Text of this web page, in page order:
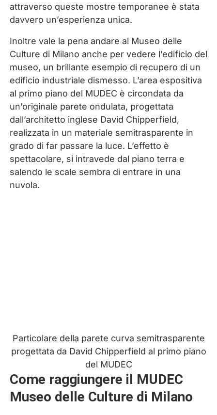
attraverso queste mostre temporanee è stata
davvero un’esperienza unica.
Inoltre vale la pena andare al Museo delle
Culture di Milano anche per vedere l’edificio del
museo, un brillante esempio di recupero di un
edificio industriale dismesso. L’area espositiva
al primo piano del MUDEC è circondata da
un’originale parete ondulata, progettata
dall’architetto inglese David Chipperfield,
realizzata in un materiale semitrasparente in
grado di far passare la luce. L’effetto è
spettacolare, si intravede dal piano terra e
salendo le scale sembra di entrare in una
nuvola.
Particolare della parete curva semitrasparente
progettata da David Chipperfield al primo piano
del MUDEC
Come raggiungere il MUDEC
Museo delle Culture di Milano